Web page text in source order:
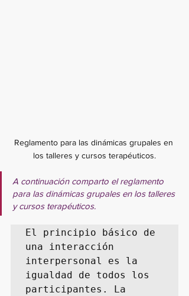
Reglamento para las dinámicas grupales en
los talleres y cursos terapéuticos.
A continuación comparto el reglamento
para las dinámicas grupales en los talleres
y cursos terapéuticos.
El principio básico de
una interacción
interpersonal es la
igualdad de todos los
participantes. La